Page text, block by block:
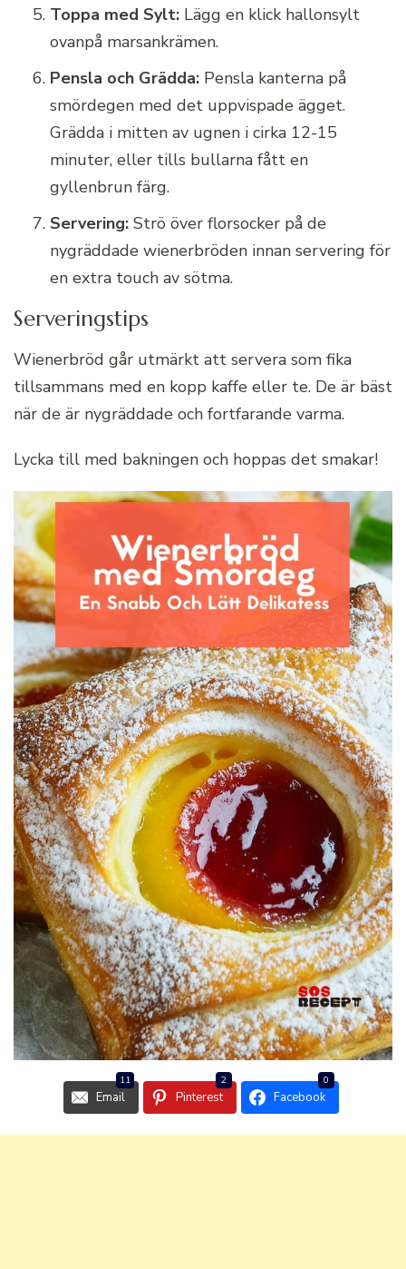
Toppa med Sylt: Lägg en klick hallonsylt
ovanpå marsankrämen.
Pensla och Grädda: Pensla kanterna på
smördegen med det uppvispade ägget.
Grädda i mitten av ugnen i cirka 12-15
minuter, eller tills bullarna fått en
gyllenbrun färg.
Servering: Strö över florsocker på de
nygräddade wienerbröden innan servering för
en extra touch av sötma.
Serveringstips
Wienerbröd går utmärkt att servera som fika
tillsammans med en kopp kaffe eller te. De är bäst
när de är nygräddade och fortfarande varma.
Lycka till med bakningen och hoppas det smakar!
11
Email
2
Pinterest
0
Facebook